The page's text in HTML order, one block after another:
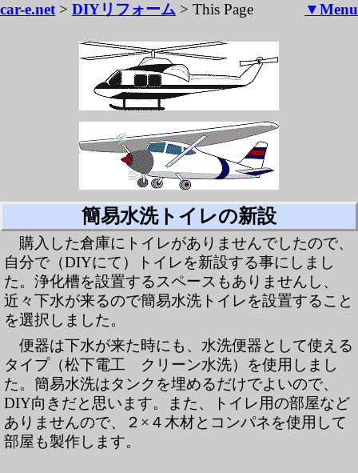
car-e.net > DIYリフォーム > This Page ▼Menu
簡易水洗トイレの新設
購入した倉庫にトイレがありませんでしたので、
自分で（DIYにて）トイレを新設する事にしまし
た。浄化槽を設置するスペースもありませんし、
近々下水が来るので簡易水洗トイレを設置すること
を選択しました。
便器は下水が来た時にも、水洗便器として使える
タイプ（松下電工 クリーン水洗）を使用しまし
た。簡易水洗はタンクを埋めるだけでよいので、
DIY向きだと思います。また、トイレ用の部屋など
ありませんので、２×４木材とコンパネを使用して
部屋も製作します。